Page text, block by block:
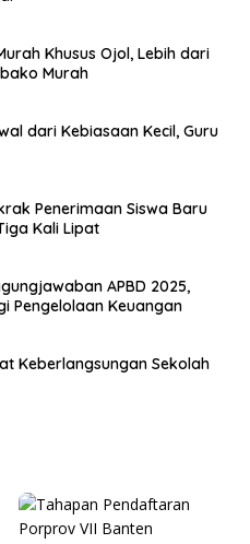
Khusus Ojol, Lebih dari
Murah
dari Kebiasaan Kecil, Guru
Penerimaan Siswa Baru
Kali Lipat
APBD 2025,
Pengelolaan Keuangan
Keberlangsungan Sekolah